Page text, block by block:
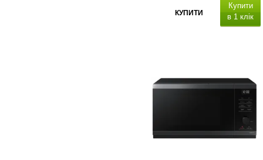
КУПИТИ
Купити
в 1 клік